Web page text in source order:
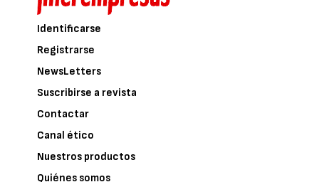
Identificarse
Registrarse
NewsLetters
Suscribirse a revista
Contactar
Canal ético
Nuestros productos
Quiénes somos